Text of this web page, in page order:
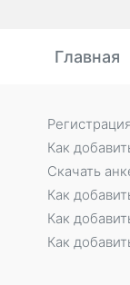
Главная
Как
Скачать
Как
Как
Как